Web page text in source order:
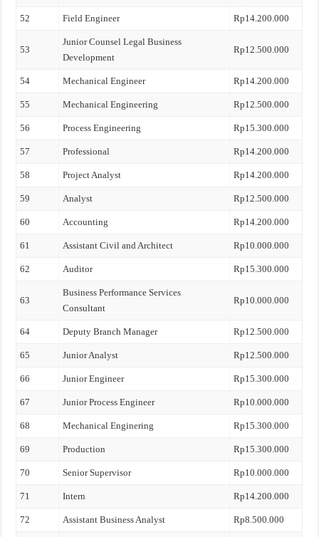
52 Field Engineer Rp14.200.000
53
Junior Counsel Legal Business
Development
Rp12.500.000
54 Mechanical Engineer Rp14.200.000
55 Mechanical Engineering Rp12.500.000
56 Process Engineering Rp15.300.000
57 Professional Rp14.200.000
58 Project Analyst Rp14.200.000
59 Analyst Rp12.500.000
60 Accounting Rp14.200.000
61 Assistant Civil and Architect Rp10.000.000
62 Auditor Rp15.300.000
63
Business Performance Services
Consultant
Rp10.000.000
64 Deputy Branch Manager Rp12.500.000
65 Junior Analyst Rp12.500.000
66 Junior Engineer Rp15.300.000
67 Junior Process Engineer Rp10.000.000
68 Mechanical Enginering Rp15.300.000
69 Production Rp15.300.000
70 Senior Supervisor Rp10.000.000
71 Intern Rp14.200.000
72 Assistant Business Analyst Rp8.500.000